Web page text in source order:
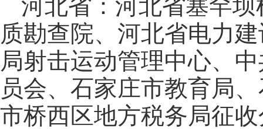
河北省：河北省塞罕
质勘查院、河北省电力
局射击运动管理中心、
员会、石家庄市教育局
市桥西区地方税务局征